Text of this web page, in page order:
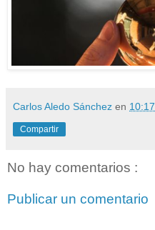
Carlos Aledo Sánchez en 10:17
Compartir
No hay comentarios :
Publicar un comentario